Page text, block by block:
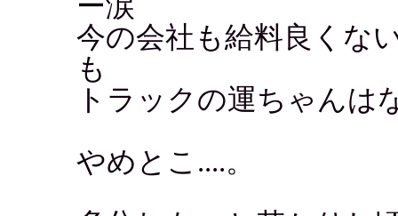
今の会社も給料良くな
も
トラックの運ちゃんは
やめとこ....。